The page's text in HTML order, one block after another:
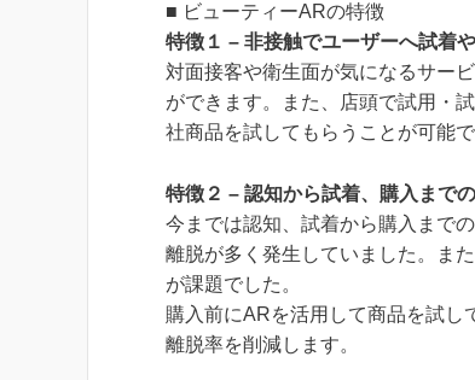
■ ビューティーARの特徴
特徴１ – 非接触でユーザーへ試着
対面接客や衛生面が気になるサー
ができます。また、店頭で試用・
社商品を試してもらうことが可能で
特徴２ – 認知から試着、購入まで
今までは認知、試着から購入まで
離脱が多く発生していました。ま
が課題でした。
購入前にARを活用して商品を試し
離脱率を削減します。